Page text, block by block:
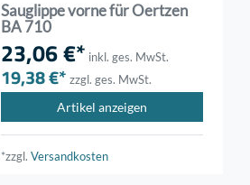
Sauglippe vorne für Oertzen
BA 710
23,06 €* inkl. ges. MwSt.
19,38 €* zzgl. ges. MwSt.
Artikel anzeigen
*zzgl.Versandkosten